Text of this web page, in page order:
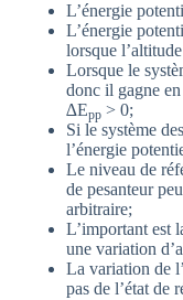
L’énergie
L’énergie
lorsque
Lorsque le
donc il gagne
∆Epp > 0;
Si le système
l’énergie
Le niveau de
de pesanteur
arbitraire;
L’important est
une variation
La variation de
pas de l’état de